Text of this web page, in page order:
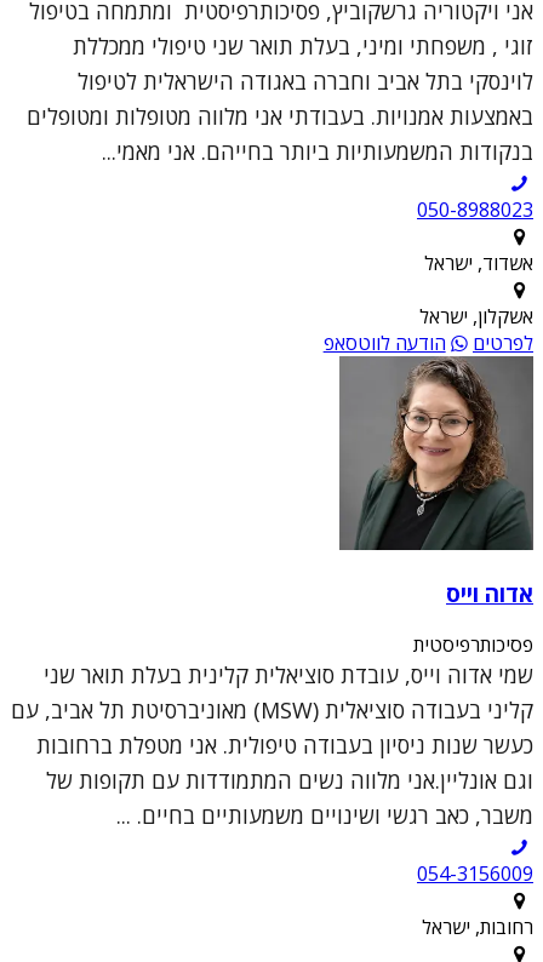
אני ויקטוריה גרשקוביץ, פסיכותרפיסטית ומתמחה בטיפול
זוגי , משפחתי ומיני, בעלת תואר שני טיפולי ממכללת
לוינסקי בתל אביב וחברה באגודה הישראלית לטיפול
באמצעות אמנויות. בעבודתי אני מלווה מטופלות ומטופלים
בנקודות המשמעותיות ביותר בחייהם. אני מאמי...
050-8988023
אשדוד, ישראל
אשקלון, ישראל
לפרטים
הודעה לווטסאפ
אדוה וייס
פסיכותרפיסטית
שמי אדוה וייס, עובדת סוציאלית קלינית בעלת תואר שני
קליני בעבודה סוציאלית (MSW) מאוניברסיטת תל אביב, עם
כעשר שנות ניסיון בעבודה טיפולית. אני מטפלת ברחובות
וגם אונליין.אני מלווה נשים המתמודדות עם תקופות של
משבר, כאב רגשי ושינויים משמעותיים בחיים. ...
054-3156009
רחובות, ישראל